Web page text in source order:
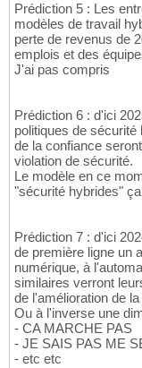
Prédiction 5 : Les
modèles de travail
perte de revenus de
emplois et des
J'ai pas compris
Prédiction 6 : d'ici
politiques de
de la confiance
violation de sécurité.
Le modèle en ce
"sécurité hybrides"
Prédiction 7 : d'ici
de première ligne un
numérique, à
similaires verront
de l'amélioration de
Ou à l'inverse une
- CA MARCHE PAS
- JE SAIS PAS ME
- etc etc